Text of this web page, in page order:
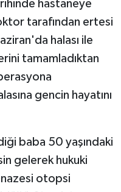
hastaneye
tarafından ertesi
halası ile
tamamladıktan
gencin hayatını
baba 50 yaşındaki
gelerek hukuki
otopsi